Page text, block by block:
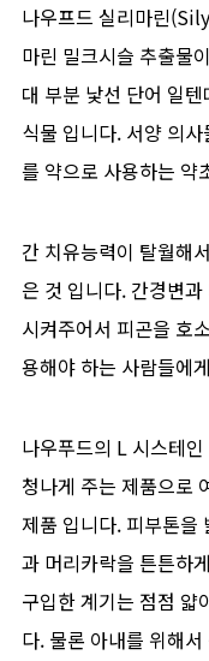
나우프드 실리마린
마린 밀크시슬 추출물
대 부분 낯선 단어 일
식물 입니다. 서양 의
를 약으로 사용하는 약
간 치유능력이 탈월해
은 것 입니다. 간경변
시켜주어서 피곤을 호
용해야 하는 사람들에
나우푸드의 L 시스테
청나게 주는 제품으로
제품 입니다. 피부톤을
과 머리카락을 튼튼하
구입한 계기는 점점 얇
다. 물론 아내를 위해